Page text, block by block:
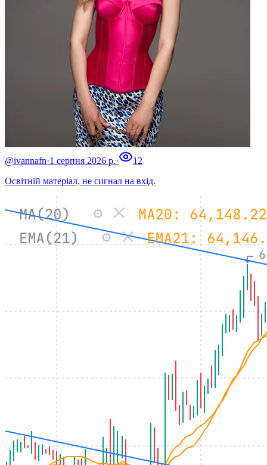
@ivannafn·1 серпня 2026 р.·
12
Освітній матеріал, не сигнал на вхід.